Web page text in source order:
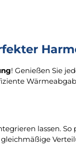
! Genießen Sie
lassen.